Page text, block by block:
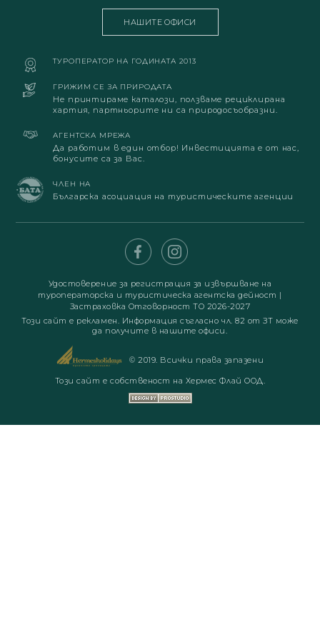
НАШИТЕ ОФИСИ
ТУРОПЕРАТОР НА ГОДИНАТА 2013
ГРИЖИМ СЕ ЗА ПРИРОДАТА
Не принтираме каталози, ползваме рециклирана
хартия, партньорите ни са природосъобразни.
АГЕНТСКА МРЕЖА
Да работим в един отбор! Инвестицията е от нас,
бонусите са за Вас.
ЧЛЕН НА
Българска асоциация на туристическите агенции
Удостоверение за регистрация за извършване на
туроператорска и туристическа агентска дейност |
Застраховка Отговорност ТО 2026-2027
Този сайт е рекламен. Информация съгласно чл. 82 от ЗТ може
да получите в нашите офиси.
© 2019. Всички права запазени
Този сайт е собственост на Хермес Флай ООД.